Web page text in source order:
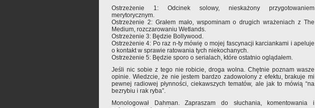
Ostrzeżenie 1: Odcinek solowy, nieskażony przygotowaniem
merytorycznym.
Ostrzeżenie 2: Grałem mało, wspominam o drugich wrażeniach z The
Medium, rozczarowaniu Wetlands.
Ostrzeżenie 3: Będzie Bollywood.
Ostrzeżenie 4: Po raz n-ty mówię o mojej fascynacji karciankami i apeluje
o kontakt w sprawie ratowania tych niekochanych.
Ostrzeżenie 5: Będzie sporo o serialach, które ostatnio oglądałem.
Jeśli nic sobie z tego nie robicie, droga wolna. Chętnie poznam wasze
opinie. Wiedzcie, że nie jestem bardzo zadowolony z efektu, brakuje mi
pewnej radiowej płynności, ciekawszych tematów, ale jak to mówią “na
bezrybiu i rak ryba”.
Monologował Dahman. Zapraszam do słuchania, komentowania i